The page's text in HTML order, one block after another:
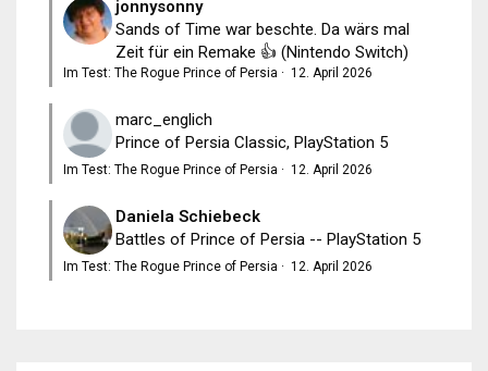
jonnysonny
Sands of Time war beschte. Da wärs mal
Zeit für ein Remake 👍 (Nintendo Switch)
Im Test: The Rogue Prince of Persia · 12. April 2026
marc_englich
Prince of Persia Classic, PlayStation 5
Im Test: The Rogue Prince of Persia · 12. April 2026
Daniela Schiebeck
Battles of Prince of Persia -- PlayStation 5
Im Test: The Rogue Prince of Persia · 12. April 2026